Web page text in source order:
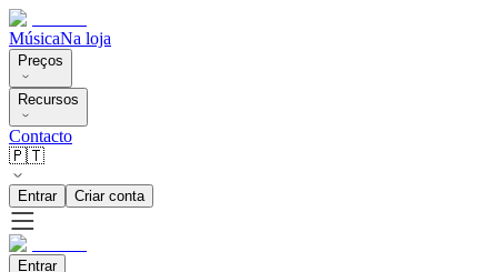
MúsicaNa loja
Preços
Recursos
Contacto
🇵🇹
Entrar Criar conta
Entrar